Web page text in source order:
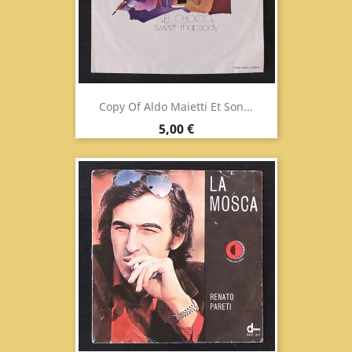
Copy Of Aldo Maietti Et Son...
Prix
5,00 €